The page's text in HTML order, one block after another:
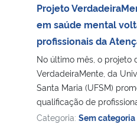
Projeto
em saúde mental
profissionais da
No último mês, o projeto
VerdadeiraMente, da
Santa Maria (UFSM)
qualificação de
Categoria: Sem categoria